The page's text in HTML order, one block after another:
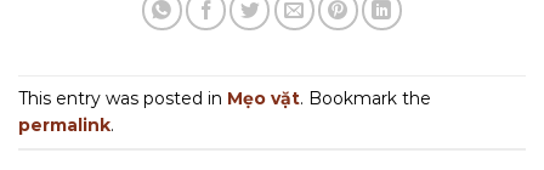
This entry was posted in Mẹo vặt. Bookmark the
permalink.